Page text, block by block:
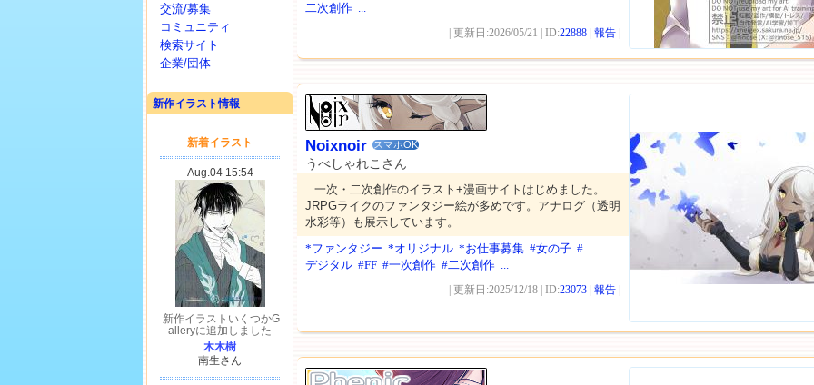
交流/募集
コミュニティ
検索サイト
企業/団体
新作イラスト情報
二次創作 ...
| 更新日:2026/05/21 | ID:22888 報告
Noixnoir スマホOK
うべしゃれこさん
一次・二次創作のイラスト+漫画サイトはじめました。
JRPGライクのファンタジー絵が多めです。アナログ（透明
水彩等）も展示しています。
*ファンタジー *オリジナル *お仕事募集 #女の子 #
デジタル #FF #一次創作 #二次創作 ...
| 更新日:2025/12/18 | ID:23073 報告